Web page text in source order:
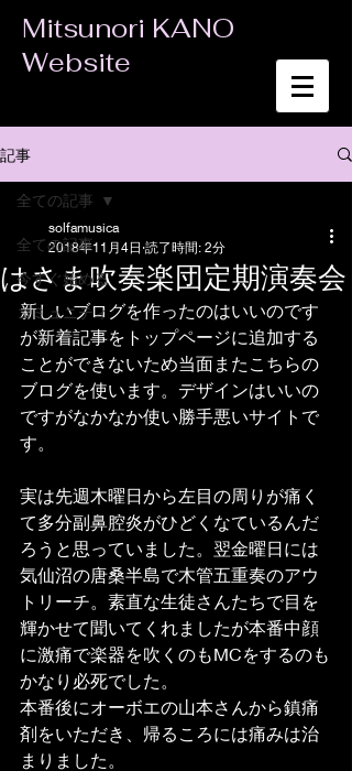
Mitsunori KANO
Website
記事
全ての記事
今すぐ始める
コミュニティ
全ての記事
はさま吹奏楽団定期演奏会
solfamusica
2018年11月4日 読了時間: 2分
新しいブログを作ったのはいいのです
が新着記事をトップページに追加する
ことができないため当面またこちらの
ブログを使います。デザインはいいの
ですがなかなか使い勝手悪いサイトで
す。
実は先週木曜日から左目の周りが痛く
て多分副鼻腔炎がひどくなているんだ
ろうと思っていました。翌金曜日には
気仙沼の唐桑半島で木管五重奏のアウ
トリーチ。素直な生徒さんたちで目を
輝かせて聞いてくれましたが本番中顔
に激痛で楽器を吹くのもMCをするのも
かなり必死でした。
本番後にオーボエの山本さんから鎮痛
剤をいただき、帰るころには痛みは治
まりました。